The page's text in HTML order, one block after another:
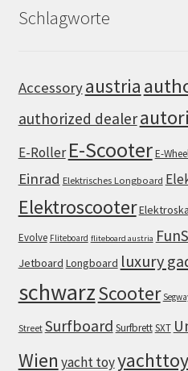
Schlagworte
Accessoryaustria
authorized dealer
E-Roller E-ScooterE-
Einrad Elektrisches Longboard
Elektroscooter
Evolve Fliteboard fliteboard austria
Jetboard Longboard luxury
schwarzScooter
Street Surfboard SurfbrettSXT
Wien yacht toy